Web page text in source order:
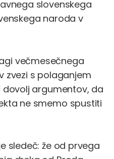
slovenskega
naroda v
večmesečnega
zvezi s polaganjem
dovolj argumentov, da
ne smemo spustiti
sledeč: že od prvega